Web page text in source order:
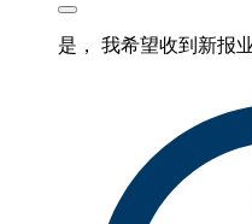
是， 我希望收到新报